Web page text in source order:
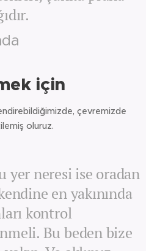
için
çevremizde
oluruz.
yer neresi ise oradan
en yakınında
kontrol
Bu beden bize